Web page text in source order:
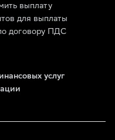
выплату
для выплаты
договору ПДС
услуг